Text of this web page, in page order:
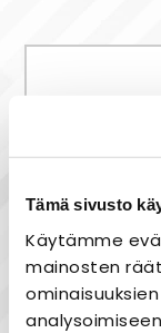
Tämä sivusto
Käytämme
mainosten